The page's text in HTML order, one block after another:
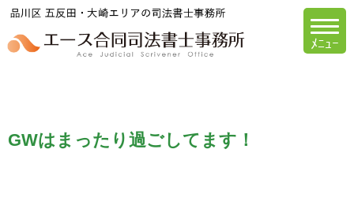
エース合同司法
GWはまったり過ごしてます！